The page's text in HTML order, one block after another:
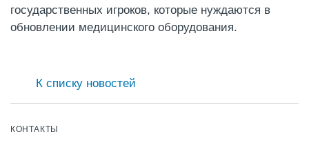
КОНТАКТЫ
государственных игроков, которые нуждаются в
обновлении медицинского оборудования.
К списку новостей